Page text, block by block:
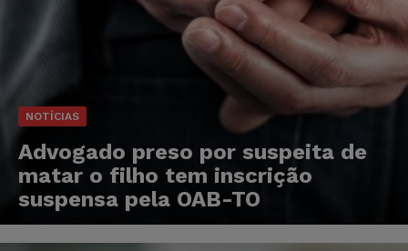
NOTÍCIAS
Advogado preso por suspeita de
matar o filho tem inscrição
suspensa pela OAB-TO